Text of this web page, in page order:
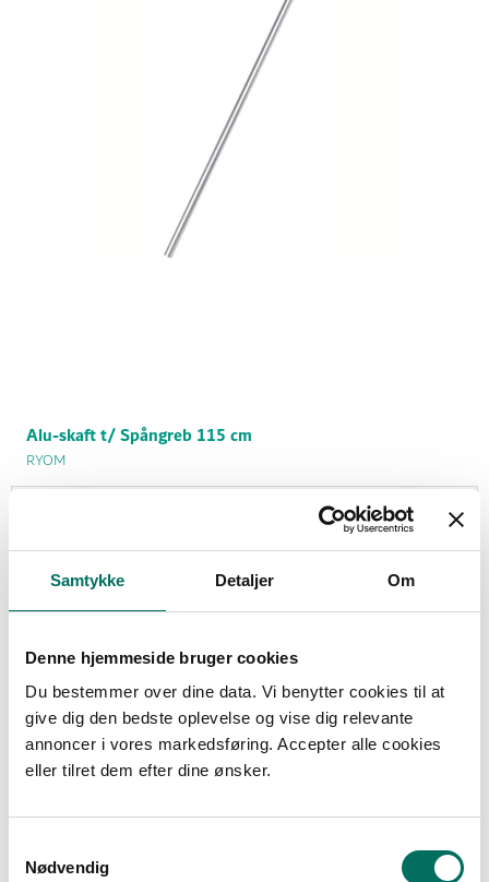
Samtykke Detaljer Om
Denne hjemmeside bruger cookies
Du bestemmer over dine data. Vi benytter cookies til at
give dig den bedste oplevelse og vise dig relevante
annoncer i vores markedsføring. Accepter alle cookies
eller tilret dem efter dine ønsker.
Nødvendig
Alu-skaft t/ Spångreb 115 cm
RYOM
(inkl. moms)
Vis produkt
Tilbud